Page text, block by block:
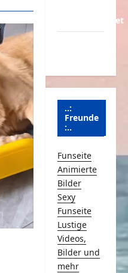
Schmunzeln.net
..:
Freunde
:..
Funseite
Animierte
Bilder
Sexy
Funseite
Lustige
Videos,
Bilder und
mehr